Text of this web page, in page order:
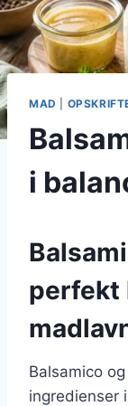
MAD
i
perfekt
Balsamico
ingredienser